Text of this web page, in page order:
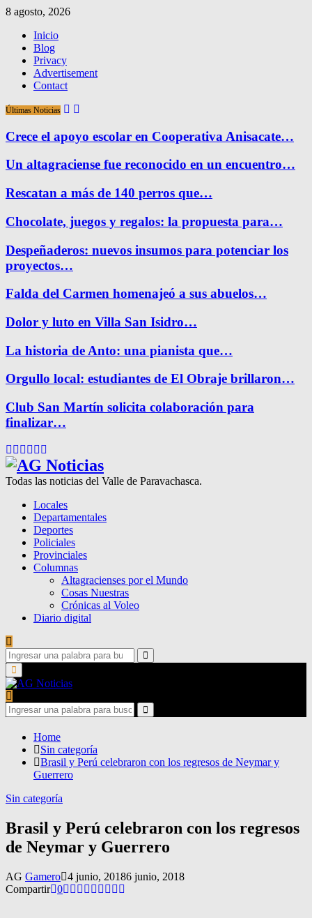
8 agosto, 2026
Inicio
Blog
Privacy
Advertisement
Contact
Últimas Noticias
Crece el apoyo escolar en Cooperativa Anisacate…
Un altagraciense fue reconocido en un encuentro…
Rescatan a más de 140 perros que…
Chocolate, juegos y regalos: la propuesta para…
Despeñaderos: nuevos insumos para potenciar los
proyectos…
Falda del Carmen homenajeó a sus abuelos…
Dolor y luto en Villa San Isidro…
La historia de Anto: una pianista que…
Orgullo local: estudiantes de El Obraje brillaron…
Club San Martín solicita colaboración para
finalizar…
Facebook
Twitter
Instagram
Pinterest
Google
Todas las noticias del Valle de Paravachasca.
Locales
Departamentales
Deportes
Policiales
Provinciales
Columnas
Altagracienses por el Mundo
Cosas Nuestras
Crónicas al Voleo
Diario digital
Search
for:
Search
Primary
Menu
Search
for:
Search
Home
Sin categoría
Brasil y Perú celebraron con los regresos de Neymar y
Guerrero
Sin categoría
Brasil y Perú celebraron con los regresos
de Neymar y Guerrero
AG Gamero 4 junio, 20186 junio, 2018
Compartir 0